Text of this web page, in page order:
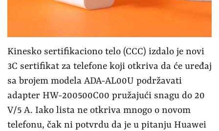
Kinesko sertifikaciono telo (CCC) izdalo je novi
3C sertifikat za telefone koji otkriva da će uređaj
sa brojem modela ADA-AL00U podržavati
adapter HW-200500C00 pružajući snagu do 20
V/5 A. Iako lista ne otkriva mnogo o novom
telefonu, čak ni potvrdu da je u pitanju Huawei